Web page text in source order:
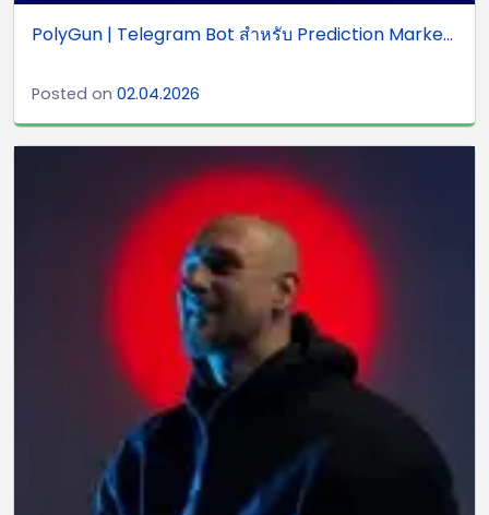
PolyGun | Telegram Bot สำหรับ Prediction Marke...
Posted on 02.04.2026